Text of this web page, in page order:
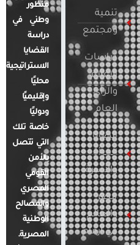
تنمية
ومجتمع
دراسات
الإعلام
والرأي
العام
قضايا
المرأة
والأسرة
مصر
والعالم
في أرقام
منظور
وطني في
دراسة
القضايا
الاستراتيجية
محليًا
وإقليميًا
ودوليًا
خاصة تلك
التي تتصل
بالأمن
القومي
المصري
والمصالح
الوطنية
المصرية.